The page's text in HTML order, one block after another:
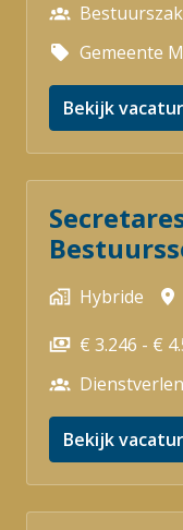
Gemeente
Bekijk
Hybride
€ 3.246 - €
Bekijk